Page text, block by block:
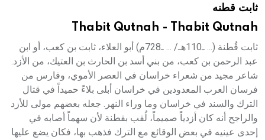
هيئة الموسوعة العربية تطلق موسوعات جديدة في عام 2026ثابت قطنه
Thabit Qutnah - Thabit Qutnah
ثابت قُطنة (... ـ110هـ/ ... ـ728م) أبو العلاء، ثابت بن كعب، أو ابن
عبد الرحمن بن كعب، من بني أسد بن الحارث بن العتيك، من الأزد.
شاعر مجيد من شعراء خراسان في العصر الأموي، وفارس من
فرسان العرب المعدودين في خراسان أبلى بلاءً حميداً في قتال
الترك والسند في خراسان وما وراء النهر. جعله بعضهم مولى للأزد
والراجح أنه كان أزدياً صميماً، لُقب بقطنة لأن سهماً أصابه في
إحدى عينيه في بعض الوقائع مع الترك فذهب بها، فكان يضع عليها